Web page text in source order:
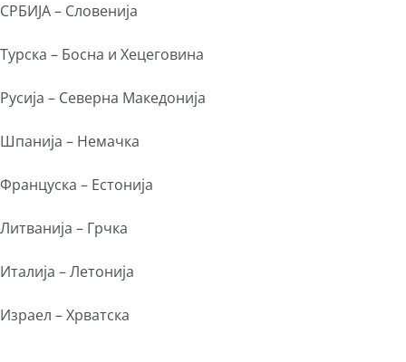
СРБИЈА – Словенија
Турска – Босна и Хецеговина
Русија – Северна Македонија
Шпанија – Немачка
Француска – Естонија
Литванија – Грчка
Италија – Летонија
Израел – Хрватска